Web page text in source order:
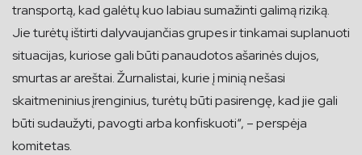
transportą, kad galėtų kuo labiau sumažinti galimą riziką.
Jie turėtų ištirti dalyvaujančias grupes ir tinkamai suplanuoti
situacijas, kuriose gali būti panaudotos ašarinės dujos,
smurtas ar areštai. Žurnalistai, kurie į minią nešasi
skaitmeninius įrenginius, turėtų būti pasirengę, kad jie gali
būti sudaužyti, pavogti arba konfiskuoti“, – perspėja
komitetas.